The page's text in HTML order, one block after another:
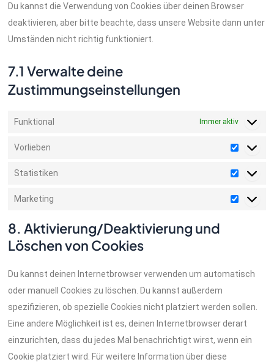
Du kannst die Verwendung von Cookies über deinen Browser
deaktivieren, aber bitte beachte, dass unsere Website dann unter
Umständen nicht richtig funktioniert.
7.1 Verwalte deine
Zustimmungseinstellungen
Funktional Immer aktiv
Vorlieben
Statistiken
Marketing
8. Aktivierung/Deaktivierung und
Löschen von Cookies
Du kannst deinen Internetbrowser verwenden um automatisch
oder manuell Cookies zu löschen. Du kannst außerdem
spezifizieren, ob spezielle Cookies nicht platziert werden sollen.
Eine andere Möglichkeit ist es, deinen Internetbrowser derart
einzurichten, dass du jedes Mal benachrichtigt wirst, wenn ein
Cookie platziert wird. Für weitere Information über diese